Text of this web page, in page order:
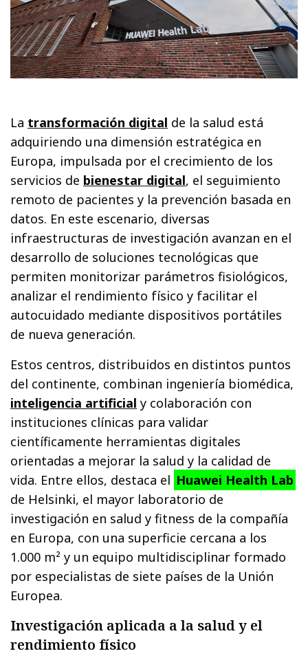
La transformación digital de la salud está
adquiriendo una dimensión estratégica en
Europa, impulsada por el crecimiento de los
servicios de bienestar digital, el seguimiento
remoto de pacientes y la prevención basada en
datos. En este escenario, diversas
infraestructuras de investigación avanzan en el
desarrollo de soluciones tecnológicas que
permiten monitorizar parámetros fisiológicos,
analizar el rendimiento físico y facilitar el
autocuidado mediante dispositivos portátiles
de nueva generación.
Estos centros, distribuidos en distintos puntos
del continente, combinan ingeniería biomédica,
inteligencia artificial y colaboración con
instituciones clínicas para validar
científicamente herramientas digitales
orientadas a mejorar la salud y la calidad de
vida. Entre ellos, destaca el Huawei Health Lab
de Helsinki, el mayor laboratorio de
investigación en salud y fitness de la compañía
en Europa, con una superficie cercana a los
1.000 m² y un equipo multidisciplinar formado
por especialistas de siete países de la Unión
Europea.
Investigación aplicada a la salud y el
rendimiento físico